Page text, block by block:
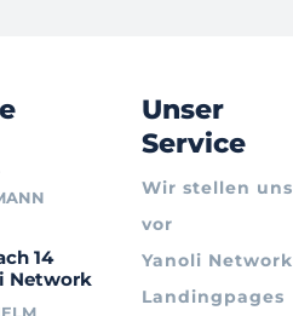
14
Network
Unser
Service
Wir stellen uns
vor
Yanoli Network
Landingpages